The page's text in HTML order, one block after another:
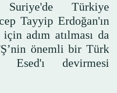
Türkiye
Tayyip Erdoğan'ın
adım atılması da
önemli bir Türk
Esed'ı devirmesi